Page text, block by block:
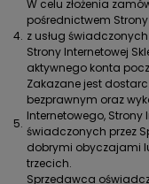
4.
W celu złożenia
pośrednictwem
z usług
Strony Internetowej
aktywnego konta
5.
Zakazane jest
bezprawnym oraz
Internetowego, Strony
świadczonych przez
dobrymi obyczajami
trzecich.
Sprzedawca